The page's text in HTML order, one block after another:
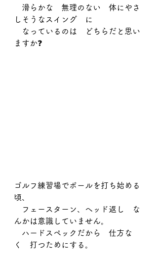
滑らかな　無理のない　体にやさ
しそうなスイング　に
なっているのは　どちらだと思い
ますか❓
ゴルフ練習場でボールを打ち始める
頃、
フェースターン、ヘッド返し　な
んかは意識していません。
ハードスペックだから　仕方な
く　打つためにする。